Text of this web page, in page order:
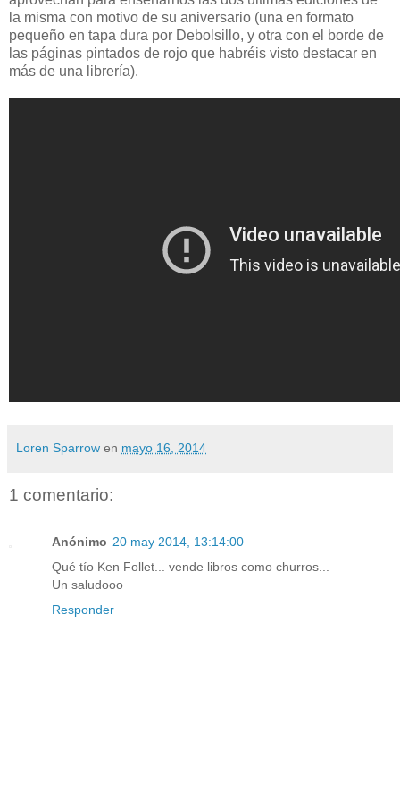
la misma con motivo de su aniversario (una en formato
pequeño en tapa dura por Debolsillo, y otra con el borde de
las páginas pintados de rojo que habréis visto destacar en
más de una librería).
Loren Sparrow en mayo 16, 2014
1 comentario:
Anónimo 20 may 2014, 13:14:00
Qué tío Ken Follet... vende libros como churros...
Un saludooo
Responder